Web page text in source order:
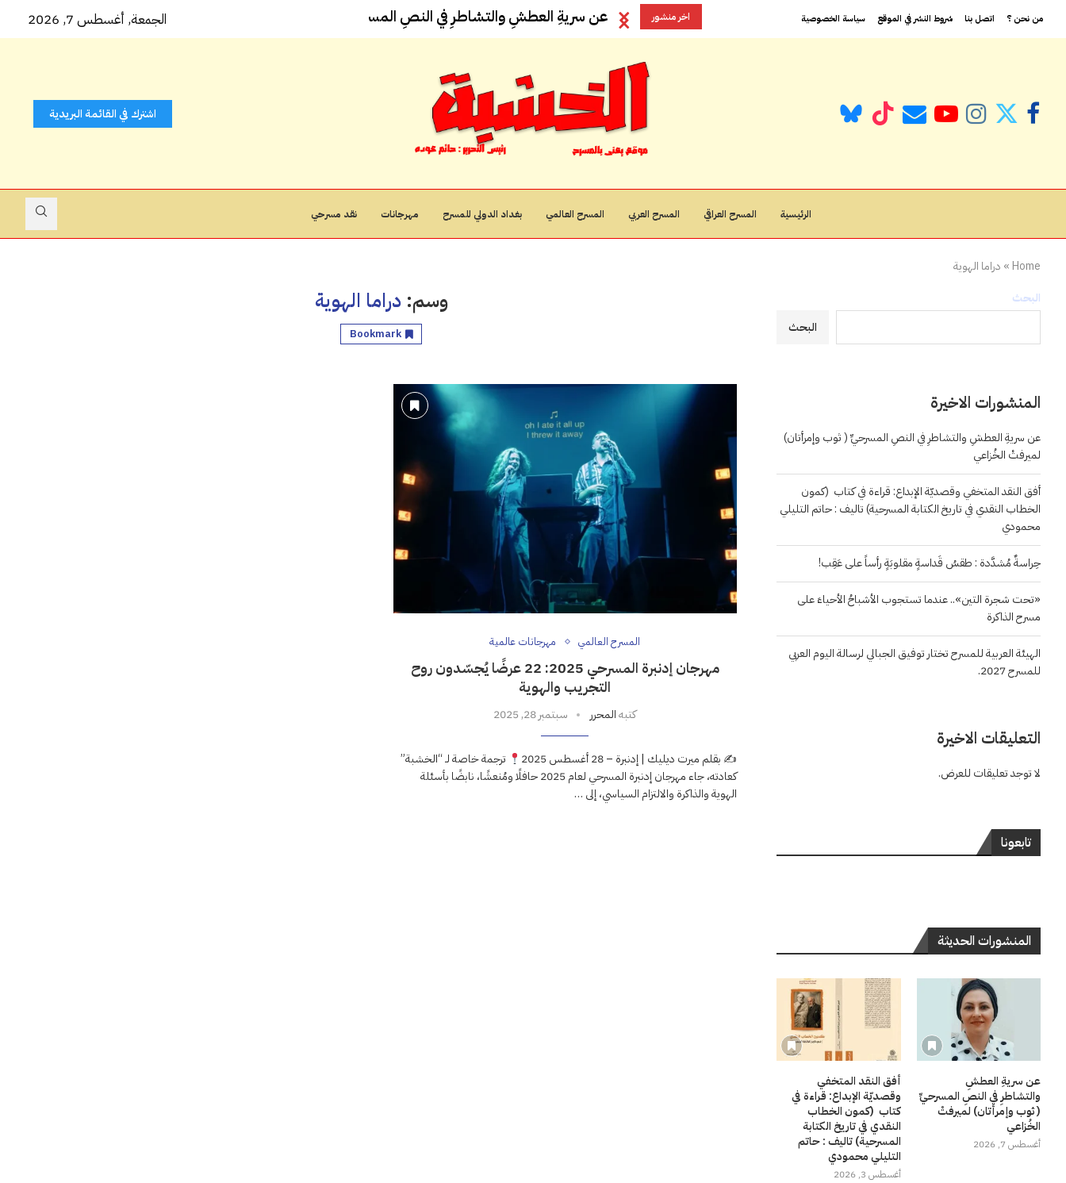
من نحن ؟ اتصل بنا شروط النشر في الموقع سياسة الخصوصية اخر منشور عن سريةِ العطشِ والتشاطرِ في النصِ المسرحيِّ ( ثوب... الجمعة, أغسطس 7, 2026
اشترك في القائمة البريدية
الرئيسية المسرح العراقي المسرح العربي المسرح العالمي بغداد الدولي للمسرح مهرجانات نقد مسرحي
Home
» دراما الهوية
وسم:دراما الهوية
Bookmark
المسرح العالمي مهرجانات عالمية
مهرجان إدنبرة المسرحي 2025: 22 عرضًا يُجسّدون روح
التجريب والهوية
كتبهالمحرر سبتمبر 28, 2025
✍ بقلم ميرت ديليك | إدنبرة – 28 أغسطس 2025
ترجمة خاصة لـ “الخشبة”
كعادته، جاء مهرجان إدنبرة المسرحي لعام 2025 حافلًا ومُنعشًا، نابضًا بأسئلة
الهوية والذاكرة والالتزام السياسي، إلى …
البحث
البحث
المنشورات الاخيرة
عن سريةِ العطشِ والتشاطرِ في النصِ المسرحيِّ ( ثوب وإمرأتان)
لميرفتْ الخُزاعي
أفق النقد المتخفي وقصديّة الإبداع: قراءة في كتاب (كمون
الخطاب النقدي في تاريخ الكتابة المسرحية) تاليف : حاتم التليلي
محمودي
حِراسةٌ مُشدَّدة : طقسُ قَداسةٍ مقلوبَةٍ رأساً على عَقِب!
«تحت شجرة التين».. عندما تستجوب الأشباحُ الأحياءَ على
مسرح الذاكرة
الهيئة العربية للمسرح تختار توفيق الجبالي لرسالة اليوم العربي
للمسرح 2027.
التعليقات الاخيرة
لا توجد تعليقات للعرض.
تابعونا
المنشورات الحديثة
عن سريةِ العطشِ
والتشاطرِ في النصِ المسرحيِّ
( ثوب وإمرأتان) لميرفتْ
الخُزاعي
أغسطس 7, 2026
أفق النقد المتخفي
وقصديّة الإبداع: قراءة في
كتاب (كمون الخطاب
النقدي في تاريخ الكتابة
المسرحية) تاليف : حاتم
التليلي محمودي
أغسطس 3, 2026